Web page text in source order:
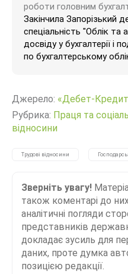
роботи головним
Закінчила Запорізький
спеціальність "Облік та
досвіду у бухгалтерії і
по бухгалтерському
Джерело: «Дебет-
Рубрика: Праця та
відносини
Трудові відносини
Зверніть увагу!
також коментарі до
аналітичні погляди
представників
докладає зусиль для
даних, проте думка
позицією редакції.